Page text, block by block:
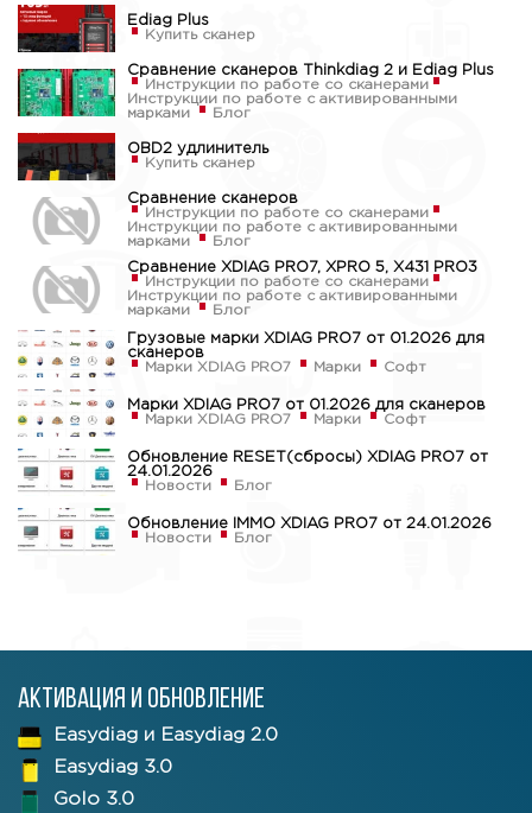
Ediag Plus
Купить сканер
Сравнение сканеров Thinkdiag 2 и Ediag Plus
Инструкции по работе со сканерами
Инструкции по работе с активированными
марками
Блог
OBD2 удлинитель
Купить сканер
Сравнение сканеров
Инструкции по работе со сканерами
Инструкции по работе с активированными
марками
Блог
Сравнение XDIAG PRO7, XPRO 5, X431 PRO3
Инструкции по работе со сканерами
Инструкции по работе с активированными
марками
Блог
Грузовые марки XDIAG PRO7 от 01.2026 для
сканеров
Марки XDIAG PRO7
Марки Софт
Марки XDIAG PRO7 от 01.2026 для сканеров
Марки XDIAG PRO7
Марки Софт
Обновление RESET(сбросы) XDIAG PRO7 от
24.01.2026
Новости
Блог
Обновление IMMO XDIAG PRO7 от 24.01.2026
Новости
Блог
Активация и обновление
Easydiag и Easydiag 2.0
Easydiag 3.0
Golo 3.0